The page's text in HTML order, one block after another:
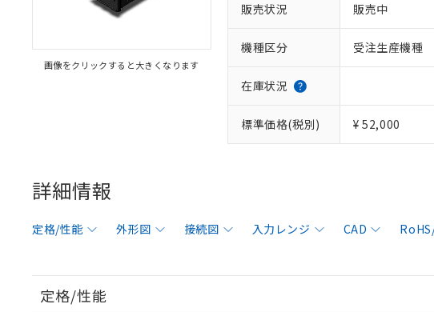
画像をクリックすると大きくなります
販売状況 販売中
機種区分 受注生産機種
在庫状況
標準価格(税別) ¥ 52,000
詳細情報
定格/性能 外形図 接続図 入力レンジ CAD
定格/性能